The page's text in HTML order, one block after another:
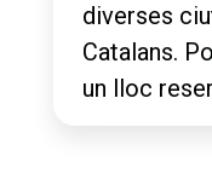
diverses
Catalans.
un lloc